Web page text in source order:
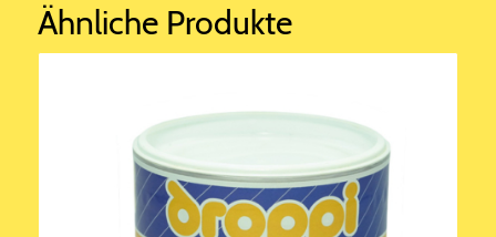
Ähnliche Produkte